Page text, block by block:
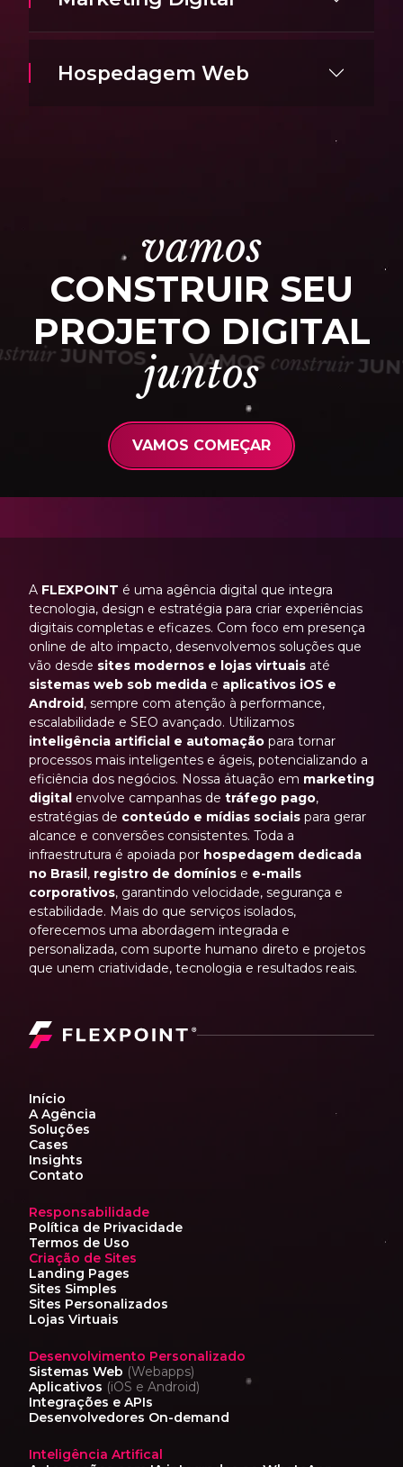
Hospedagem Web
JUNTOS VAMOSconstruir
vamos
CONSTRUIR SEU
PROJETO DIGITAL
juntos
VAMOS COMEÇAR
A FLEXPOINT é uma agência digital que integra
tecnologia, design e estratégia para criar experiências
digitais completas e eficazes. Com foco em presença
online de alto impacto, desenvolvemos soluções que
vão desde sites modernos e lojas virtuais até
sistemas web sob medida e aplicativos iOS e
Android, sempre com atenção à performance,
escalabilidade e SEO avançado. Utilizamos
inteligência artificial e automação para tornar
processos mais inteligentes e ágeis, potencializando a
eficiência dos negócios. Nossa atuação em marketing
digital envolve campanhas de tráfego pago,
estratégias de conteúdo e mídias sociais para gerar
alcance e conversões consistentes. Toda a
infraestrutura é apoiada por hospedagem dedicada
no Brasil, registro de domínios e e-mails
corporativos, garantindo velocidade, segurança e
estabilidade. Mais do que serviços isolados,
oferecemos uma abordagem integrada e
personalizada, com suporte humano direto e projetos
que unem criatividade, tecnologia e resultados reais.
Início
A Agência
Soluções
Cases
Insights
Contato
Responsabilidade
Política de Privacidade
Termos de Uso
Criação de Sites
Landing Pages
Sites Simples
Sites Personalizados
Lojas Virtuais
Desenvolvimento Personalizado
Sistemas Web (Webapps)
Aplicativos (iOS e Android)
Integrações e APIs
Desenvolvedores On-demand
Inteligência Artifical